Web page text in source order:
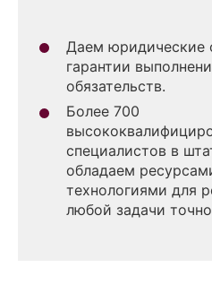
Даем юридические
гарантии
обязательств.
Более 700
специалистов в
обладаем
технологиями для
любой задачи